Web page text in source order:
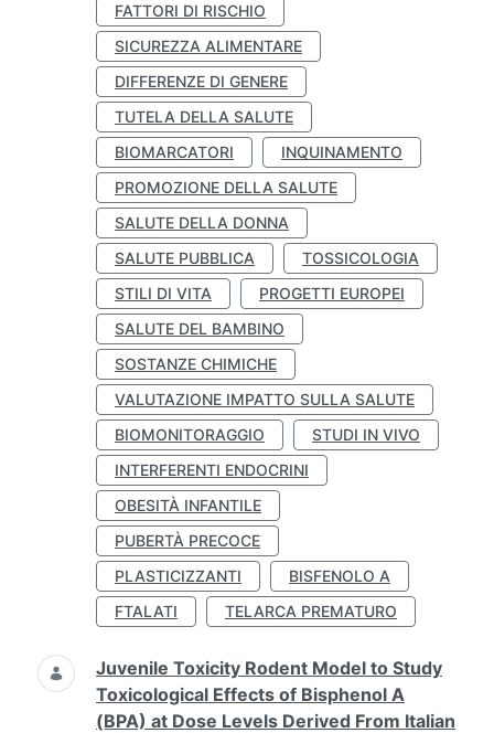
FATTORI DI RISCHIO
SICUREZZA ALIMENTARE
DIFFERENZE DI GENERE
TUTELA DELLA SALUTE
BIOMARCATORI
INQUINAMENTO
PROMOZIONE DELLA SALUTE
SALUTE DELLA DONNA
SALUTE PUBBLICA
TOSSICOLOGIA
STILI DI VITA
PROGETTI EUROPEI
SALUTE DEL BAMBINO
SOSTANZE CHIMICHE
VALUTAZIONE IMPATTO SULLA SALUTE
BIOMONITORAGGIO
STUDI IN VIVO
INTERFERENTI ENDOCRINI
OBESITÀ INFANTILE
PUBERTÀ PRECOCE
PLASTICIZZANTI
BISFENOLO A
FTALATI
TELARCA PREMATURO
Juvenile Toxicity Rodent Model to Study
Toxicological Effects of Bisphenol A
(BPA) at Dose Levels Derived From Italian